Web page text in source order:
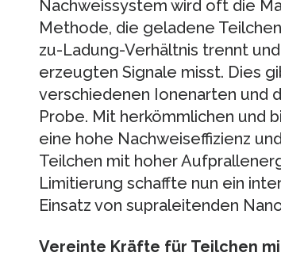
Nachweissystem wird oft die
Methode, die geladene
zu-Ladung-Verhältnis trennt
erzeugten Signale misst. Dies
verschiedenen Ionenarten und
Probe. Mit herkömmlichen und
eine hohe Nachweiseffizienz
Teilchen mit hoher
Limitierung schaffte nun ein
Einsatz von supraleitenden
Vereinte Kräfte für Teilchen